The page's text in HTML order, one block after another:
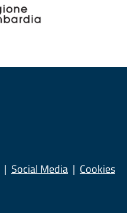
Social Media Cookies